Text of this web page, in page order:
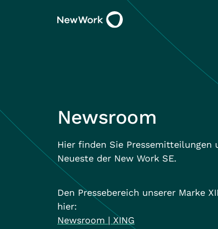
Newsroom
Hier finden Sie Pressemitteilungen
Neueste der New Work SE.
Den Pressebereich unserer Marke
hier:
Newsroom | XING